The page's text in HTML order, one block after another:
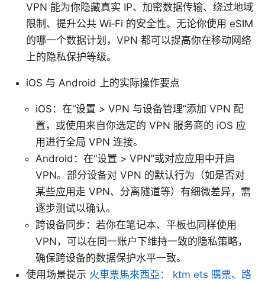
VPN 能为你隐藏真实 IP、加密数据传输、绕过地域
限制、提升公共 Wi‑Fi 的安全性。无论你使用 eSIM
的哪一个数据计划，VPN 都可以提高你在移动网络
上的隐私保护等级。
iOS 与 Android 上的实际操作要点
iOS：在“设置 > VPN 与设备管理”添加 VPN 配
置，或使用来自你选定的 VPN 服务商的 iOS 应
用进行全局 VPN 连接。
Android：在“设置 > VPN”或对应应用中开启
VPN。部分设备对 VPN 的默认行为（如是否对
某些应用走 VPN、分离隧道等）有细微差异，需
逐步测试以确认。
跨设备同步：若你在笔记本、平板也同样使用
VPN，可以在同一账户下维持一致的隐私策略，
确保跨设备的数据保护水平一致。
使用场景提示 火車票馬來西亞： ktm ets 購票、路